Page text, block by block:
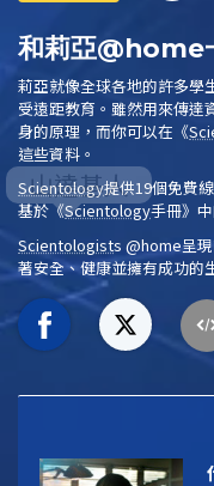
和莉亞@home
莉亞就像全球各地的許多學
受遠距教育。雖然用來傳達
身的原理，而你可以在 《
這些資料。
Scientology提供19個免費
基於《Scientology手冊》
Scientologists @home呈
著安全、健康並擁有成功的